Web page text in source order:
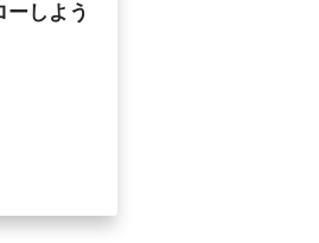
ーしよう